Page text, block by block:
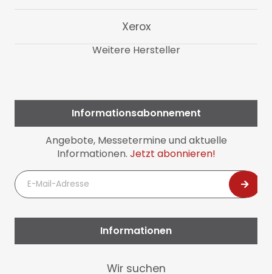
Xerox
Weitere Hersteller
Informationsabonnement
Angebote, Messetermine und aktuelle
Informationen. Jetzt abonnieren!
E-
Mail-
Adresse
Informationen
Wir suchen